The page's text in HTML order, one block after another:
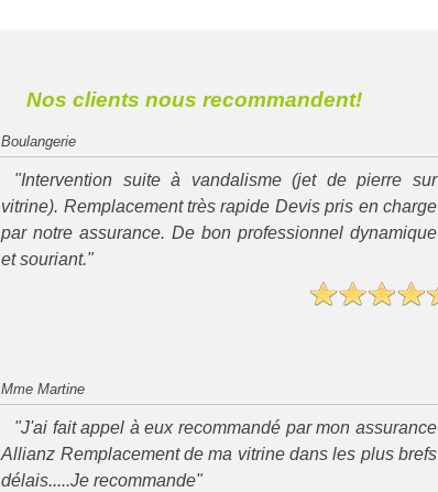
Nos clients nous recommandent!
Boulangerie
"Intervention suite à vandalisme (jet de pierre sur
vitrine). Remplacement très rapide Devis pris en charge
par notre assurance. De bon professionnel dynamique
et souriant."
Mme Martine
"J'ai fait appel à eux recommandé par mon assurance
Allianz Remplacement de ma vitrine dans les plus brefs
délais.....Je recommande"